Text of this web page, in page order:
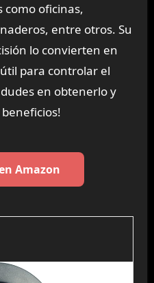
oficinas,
entre otros. Su
lo convierten en
para controlar el
en obtenerlo y
Amazon